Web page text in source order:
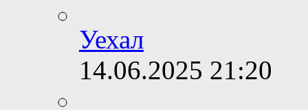
Уехал
14.06.2025 21:20